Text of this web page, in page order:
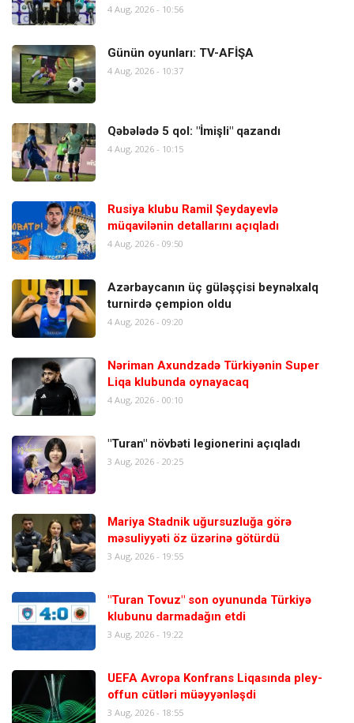
4 Aug, 2026 - 10:56
Günün oyunları: TV-AFİŞA
4 Aug, 2026 - 10:37
Qəbələdə 5 qol: "İmişli" qazandı
4 Aug, 2026 - 10:15
Rusiya klubu Ramil Şeydayevlə
müqavilənin detallarını açıqladı
4 Aug, 2026 - 09:50
Azərbaycanın üç güləşçisi beynəlxalq
turnirdə çempion oldu
4 Aug, 2026 - 09:20
Nəriman Axundzadə Türkiyənin Super
Liqa klubunda oynayacaq
4 Aug, 2026 - 00:10
"Turan" növbəti legionerini açıqladı
3 Aug, 2026 - 20:25
Mariya Stadnik uğursuzluğa görə
məsuliyyəti öz üzərinə götürdü
3 Aug, 2026 - 19:55
"Turan Tovuz" son oyununda Türkiyə
klubunu darmadağın etdi
3 Aug, 2026 - 19:22
UEFA Avropa Konfrans Liqasında pley-
offun cütləri müəyyənləşdi
3 Aug, 2026 - 18:55